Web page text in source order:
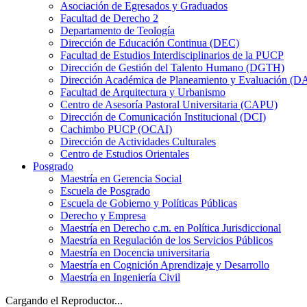
Asociación de Egresados y Graduados
Facultad de Derecho 2
Departamento de Teología
Dirección de Educación Continua (DEC)
Facultad de Estudios Interdisciplinarios de la PUCP
Dirección de Gestión del Talento Humano (DGTH)
Dirección Académica de Planeamiento y Evaluación
Facultad de Arquitectura y Urbanismo
Centro de Asesoría Pastoral Universitaria (CAPU)
Dirección de Comunicación Institucional (DCI)
Cachimbo PUCP (OCAI)
Dirección de Actividades Culturales
Centro de Estudios Orientales
Posgrado
Maestría en Gerencia Social
Escuela de Posgrado
Escuela de Gobierno y Políticas Públicas
Derecho y Empresa
Maestría en Derecho c.m. en Política Jurisdiccional
Maestría en Regulación de los Servicios Públicos
Maestría en Docencia universitaria
Maestría en Cognición Aprendizaje y Desarrollo
Maestría en Ingeniería Civil
Cargando el Reproductor...